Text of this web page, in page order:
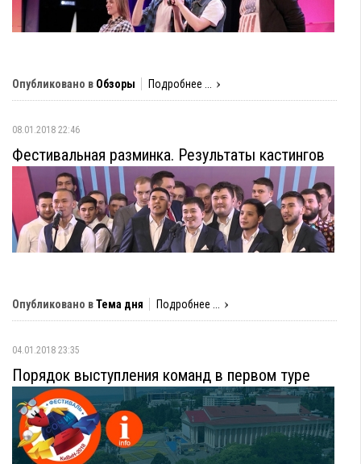
Опубликовано в Обзоры Подробнее ...
08.01.2018 22:46
Фестивальная разминка. Результаты кастингов
Опубликовано вТема дня Подробнее ...
04.01.2018 23:35
Порядок выступления команд в первом туре